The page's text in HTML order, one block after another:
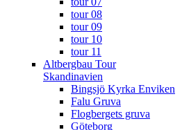
tour 08
tour 09
tour 10
tour 11
Altbergbau Tour
Skandinavien
Bingsjö Kyrka Enviken
Falu Gruva
Flogbergets gruva
Göteborg